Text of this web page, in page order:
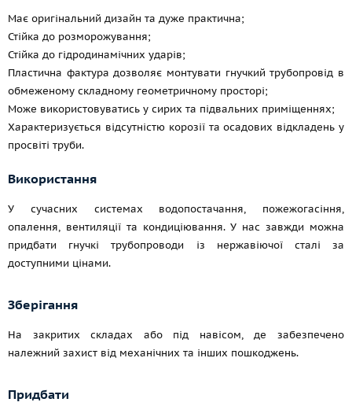
Має оригінальний дизайн та дуже практична;
Стійка до розморожування;
Стійка до гідродинамічних ударів;
Пластична фактура дозволяє монтувати гнучкий трубопровід в
обмеженому складному геометричному просторі;
Може використовуватись у сирих та підвальних приміщеннях;
Характеризується відсутністю корозії та осадових відкладень у
просвіті труби.
Використання
У сучасних системах водопостачання, пожежогасіння,
опалення, вентиляції та кондиціювання. У нас завжди можна
придбати гнучкі трубопроводи із нержавіючої сталі за
доступними цінами.
Зберігання
На закритих складах або під навісом, де забезпечено
належний захист від механічних та інших пошкоджень.
Придбати